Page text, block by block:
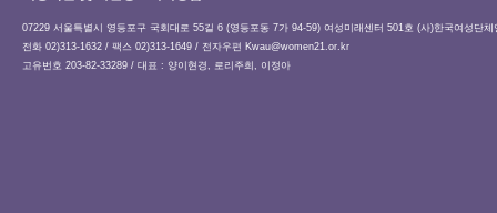
07229 서울특별시 영등포구 국회대로 55길 6 (영등포동 7가 94-59) 여성미래센터 501호 (사)한국여성단체
전화 02)313-1632 / 팩스 02)313-1649 / 전자우편 Kwau@women21.or.kr
고유번호 203-82-33289 / 대표 : 양이현경, 로리주희, 이정아